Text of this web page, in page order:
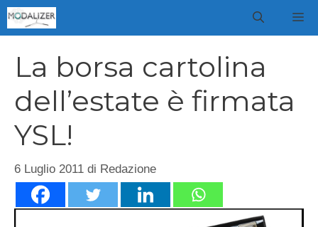
Vai
al
La borsa cartolina
dell’estate è firmata
YSL!
6 Luglio 2011 di Redazione